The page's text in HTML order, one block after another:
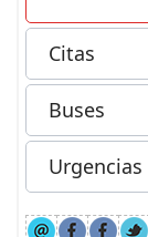
Citas
Buses
Urgencias